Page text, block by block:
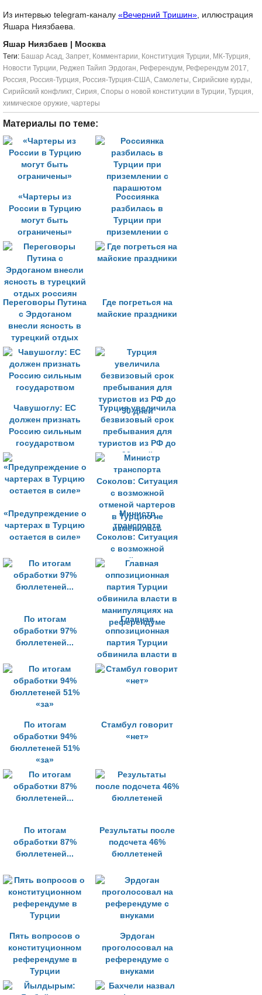
Из интервью telegram-каналу «Вечерний Тришин», иллюстрация
Яшара Ниязбаева.
Яшар Ниязбаев
| Москва
Tеги: Башар Асад, Запрет, Комментарии, Конституция Турции, МК-Турция,
Новости Турции, Реджеп Тайип Эрдоган, Референдум, Референдум 2017,
Россия, Россия-Турция, Россия-Турция-США, Самолеты, Сирийские курды,
Сирийский конфликт, Сирия, Споры о новой конституции в Турции, Турция,
химическое оружие, чартеры
Материалы по теме:
«Чартеры из
России в Турцию
могут быть
ограничены»
Россиянка
разбилась в
Турции при
приземлении с
парашютом
Переговоры Путина
с Эрдоганом
внесли ясность в
турецкий отдых
россиян
Где погреться на
майские праздники
Чавушоглу: ЕС
должен признать
Россию сильным
государством
Турция увеличила
безвизовый срок
пребывания для
туристов из РФ до
90 дней
«Предупреждение о
чартерах в Турцию
остается в силе»
Министр
транспорта
Соколов: Ситуация
с возможной
отменой чартеров
в Турцию не
изменилась
По итогам
обработки 97%
бюллетеней...
Главная
оппозиционная
партия Турции
обвинила власти в
манипуляциях на
референдуме
По итогам
обработки 94%
бюллетеней 51%
«за»
Стамбул говорит
«нет»
По итогам
обработки 87%
бюллетеней...
Результаты после
подсчета 46%
бюллетеней
Пять вопросов о
конституционном
референдуме в
Турции
Эрдоган
проголосовал на
референдуме с
внуками